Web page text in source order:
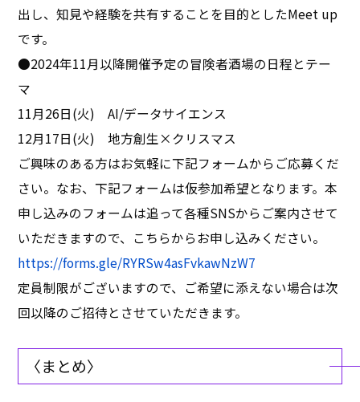
出し、知見や経験を共有することを目的としたMeet up
です。
●2024年11月以降開催予定の冒険者酒場の日程とテー
マ
11月26日(火) AI/データサイエンス
12月17日(火) 地方創生×クリスマス
ご興味のある方はお気軽に下記フォームからご応募くだ
さい。なお、下記フォームは仮参加希望となります。本
申し込みのフォームは追って各種SNSからご案内させて
いただきますので、こちらからお申し込みください。
https://forms.gle/RYRSw4asFvkawNzW7
定員制限がございますので、ご希望に添えない場合は次
回以降のご招待とさせていただきます。
〈まとめ〉